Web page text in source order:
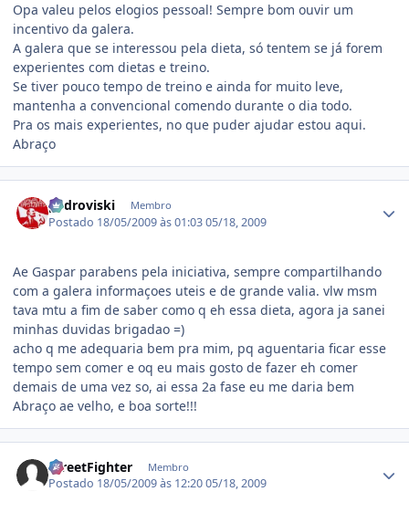
Opa valeu pelos elogios pessoal! Sempre bom ouvir um
incentivo da galera.
A galera que se interessou pela dieta, só tentem se já forem
experientes com dietas e treino.
Se tiver pouco tempo de treino e ainda for muito leve,
mantenha a convencional comendo durante o dia todo.
Pra os mais experientes, no que puder ajudar estou aqui.
Abraço
pedroviski Membro
Postado 18/05/2009 às 01:0305/18, 2009
Ae Gaspar parabens pela iniciativa, sempre compartilhando
com a galera informaçoes uteis e de grande valia. vlw msm
tava mtu a fim de saber como q eh essa dieta, agora ja sanei
minhas duvidas brigadao =)
acho q me adequaria bem pra mim, pq aguentaria ficar esse
tempo sem comer e oq eu mais gosto de fazer eh comer
demais de uma vez so, ai essa 2a fase eu me daria bem
Abraço ae velho, e boa sorte!!!
StreetFighter Membro
Postado 18/05/2009 às 12:2005/18, 2009